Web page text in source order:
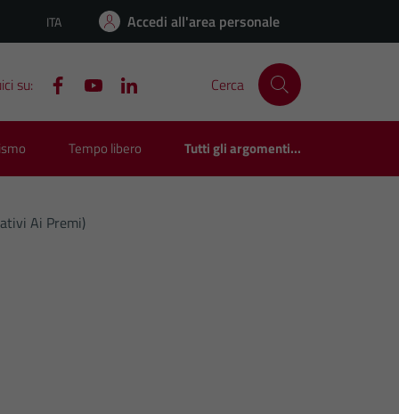
Lingua attiva:
ITA Accedi all'area personale
su: Cerca
Tempo libero Tutti gli argomenti...
Ai Premi)